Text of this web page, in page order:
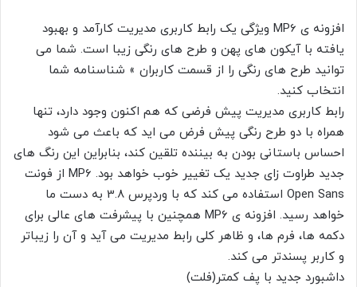
افزونه ی MP6 ویژگی یک رابط کاربری مدیریت کارآمد و بهبود
یافته با آیکون های پهن و طرح های رنگی زیبا است. شما می
توانید طرح های رنگی را از قسمت کاربران » شناسنامه شما
انتخاب کنید.
رابط کاربری مدیریت پیش فرضی که هم اکنون وجود دارد، تنها
همراه با دو طرح رنگی پیش فرض می اید که باعث می شود
احساس باستانی بودن به بیننده تلقین کند، بنابراین این رنگ های
جدید طراوت زای جدید یک تغییر خوب خواهد بود. MP6 از فونت
Open Sans استفاده می کند که با وردپرس 3.8 به دست ما
خواهد رسید. افزونه ی MP6 همچنین با پیشرفت های عالی برای
دکمه ها، فرم ها، و ظاهر کلی رابط مدیریت می آید و آن را زیباتر
و کاربر پسندتر می کند.
داشبورد جدید با پف کمتر(فلت)